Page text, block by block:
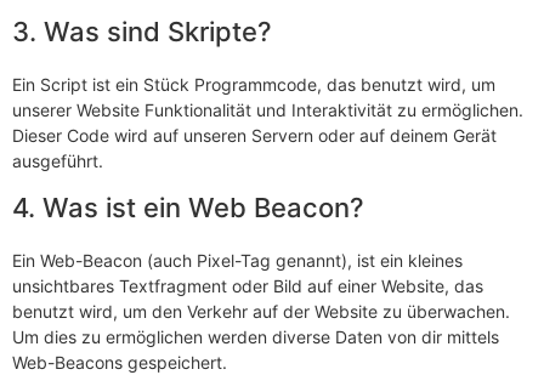
3. Was sind Skripte?
Ein Script ist ein Stück Programmcode, das benutzt wird, um
unserer Website Funktionalität und Interaktivität zu ermöglichen.
Dieser Code wird auf unseren Servern oder auf deinem Gerät
ausgeführt.
4. Was ist ein Web Beacon?
Ein Web-Beacon (auch Pixel-Tag genannt), ist ein kleines
unsichtbares Textfragment oder Bild auf einer Website, das
benutzt wird, um den Verkehr auf der Website zu überwachen.
Um dies zu ermöglichen werden diverse Daten von dir mittels
Web-Beacons gespeichert.